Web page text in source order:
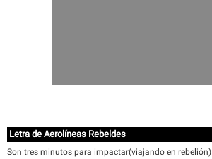
Letra de Aerolíneas Rebeldes
Son tres minutos para impactar(viajando en rebelión)